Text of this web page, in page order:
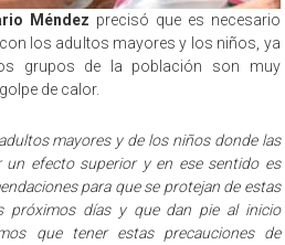
Méndez precisó que es necesario
los adultos mayores y los niños, ya
grupos de la población son muy
de calor.
mayores y de los niños donde las
un efecto superior y en ese sentido es
para que se protejan de estas
próximos días y que dan pie al inicio
que tener estas precauciones de